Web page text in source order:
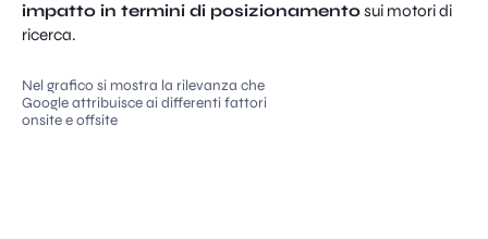
impatto in termini di posizionamentosui motori di
ricerca.
Nel grafico si mostra la rilevanza che
Google attribuisce ai differenti fattori
onsite e offsite